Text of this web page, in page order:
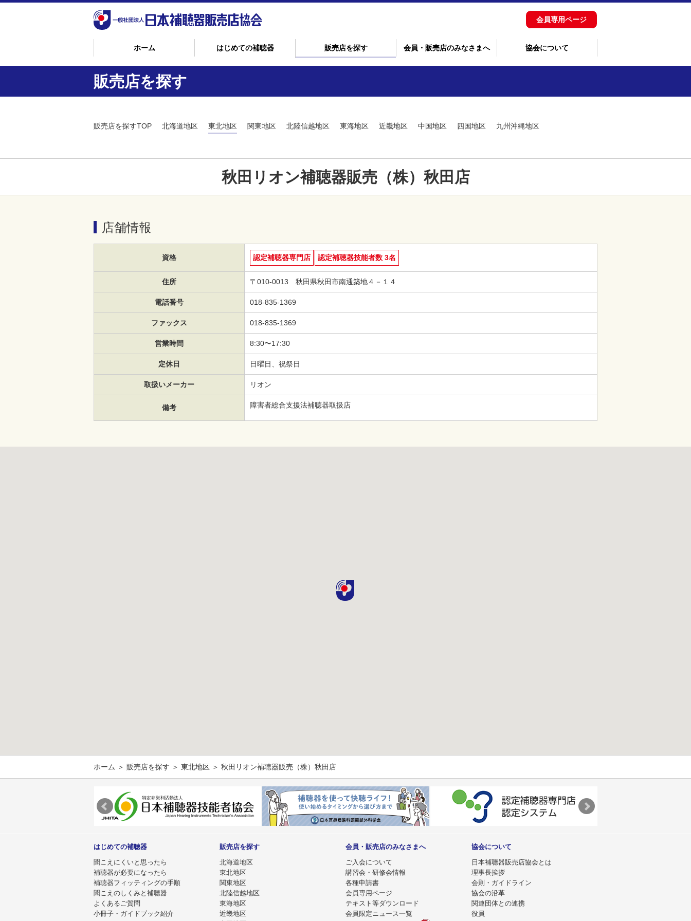
会員専用ページ
ホーム はじめての補聴器 販売店を探す 会員・販売店のみなさまへ 協会について
販売店を探す
販売店を探すTOP 北海道地区 東北地区 関東地区 北陸信越地区 東海地区 近畿地区 中国地区 四国地区 九州沖縄地区
秋田リオン補聴器販売（株）秋田店
店舗情報
資格 認定補聴器専門店 認定補聴器技能者数 3名
住所 〒010-0013 秋田県秋田市南通築地４－１４
電話番号 018-835-1369
ファックス 018-835-1369
営業時間 8:30〜17:30
定休日 日曜日、祝祭日
取扱いメーカー リオン
備考 障害者総合支援法補聴器取扱店
ホーム ＞ 販売店を探す ＞ 東北地区 ＞ 秋田リオン補聴器販売（株）秋田店
はじめての補聴器
聞こえにくいと思ったら
補聴器が必要になったら
補聴器フィッティングの手順
聞こえのしくみと補聴器
よくあるご質問
小冊子・ガイドブック紹介
販売店を探す
北海道地区
東北地区
関東地区
北陸信越地区
東海地区
近畿地区
会員・販売店のみなさまへ
ご入会について
講習会・研修会情報
各種申請書
会員専用ページ
テキスト等ダウンロード
会員限定ニュース一覧
協会について
日本補聴器販売店協会とは
理事長挨拶
会則・ガイドライン
協会の沿革
関連団体との連携
役員